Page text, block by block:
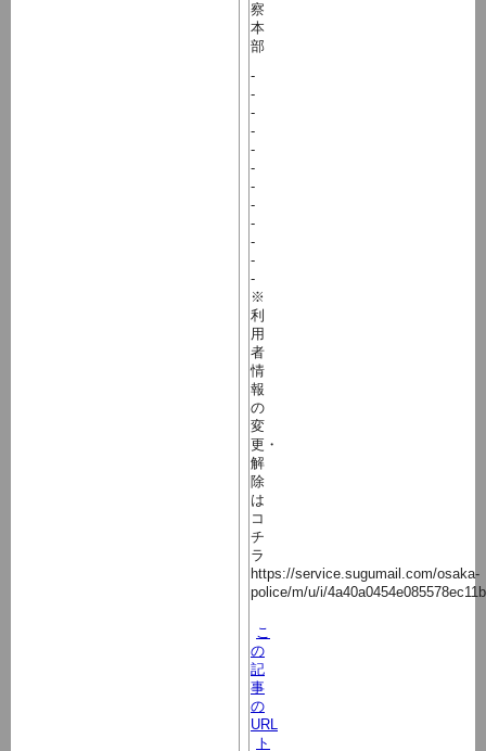
察
本
部
-
-
-
-
-
-
-
-
-
-
-
-
※
利
用
者
情
報
の
変
更・
解
除
は
コ
チ
ラ
https://service.sugumail.com/osaka-
police/m/u/i/
こ
の
記
事
の
URL
ト